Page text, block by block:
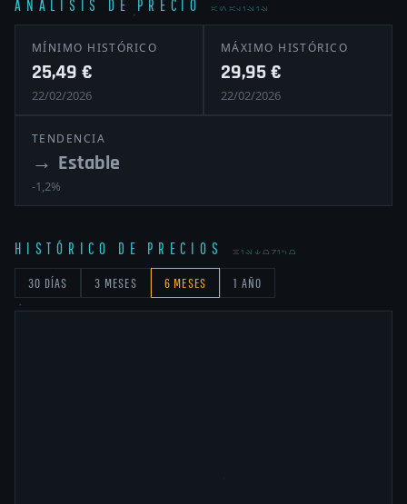
ANÁLISIS DE PRECIO ANALISIS
MÍNIMO HISTÓRICO
25,49 €
22/02/2026
MÁXIMO HISTÓRICO
29,95 €
22/02/2026
TENDENCIA
→ Estable
-1,2%
HISTÓRICO DE PRECIOS HISTORICO
30 DÍAS 3 MESES 6 MESES 1 AÑO